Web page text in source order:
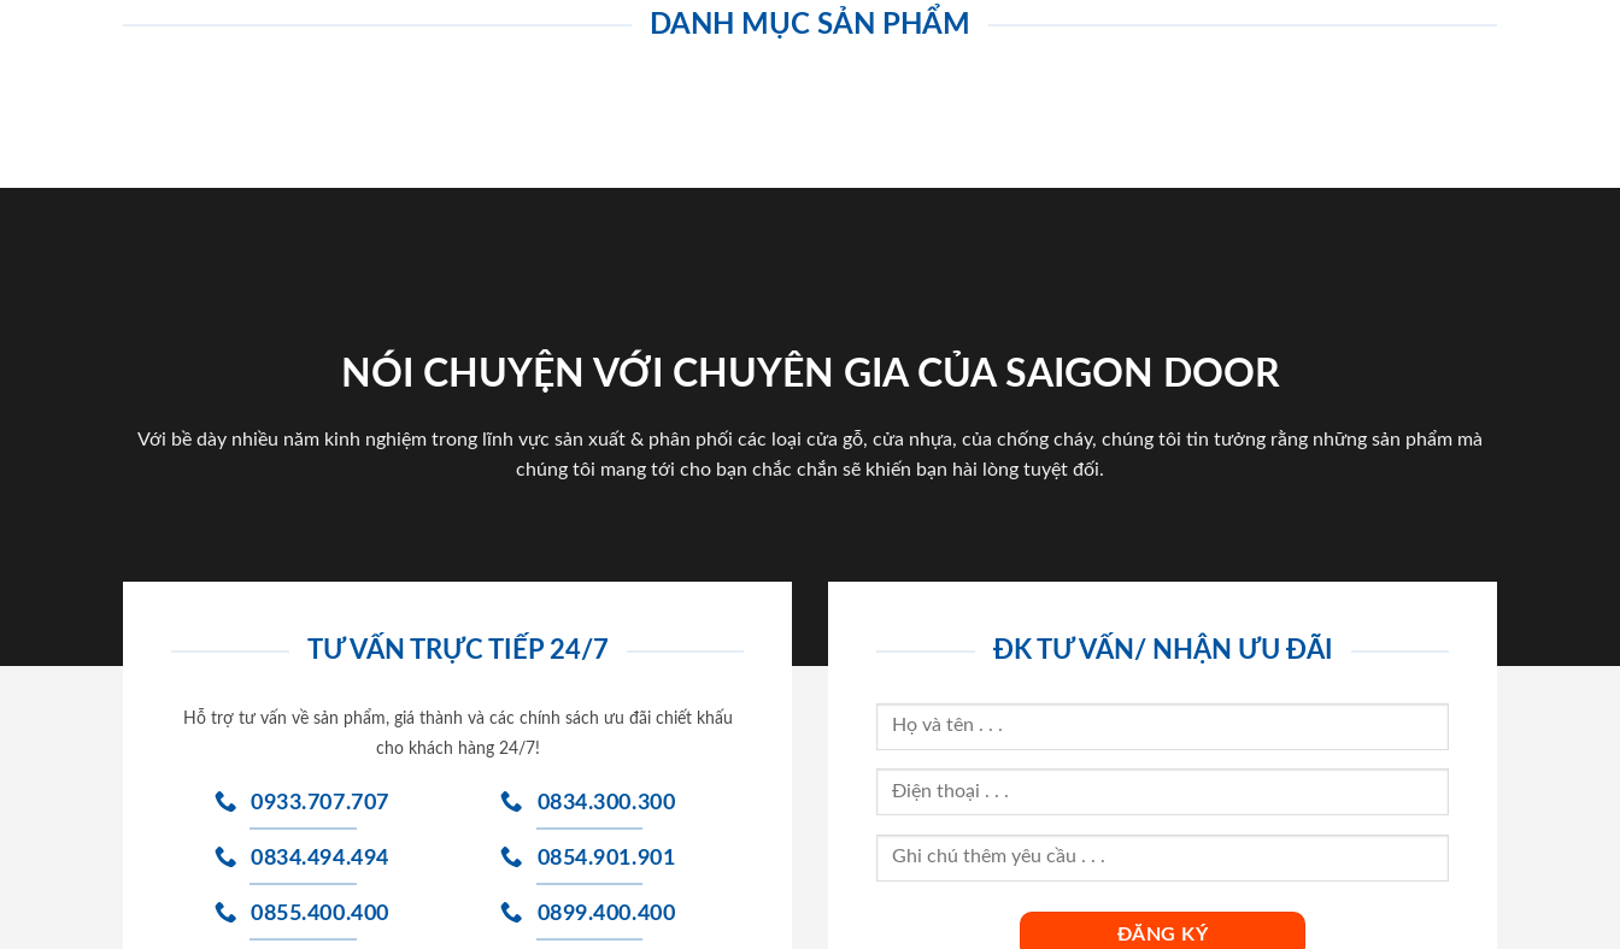
DANH MỤC SẢN PHẨM
NÓI CHUYỆN VỚI CHUYÊN GIA CỦA SAIGON DOOR
Với bề dày nhiều năm kinh nghiệm trong lĩnh vực sản xuất & phân phối các loại cửa gỗ, cửa nhựa, của chống cháy, chúng tôi tin tưởng rằng những sản phẩm mà
chúng tôi mang tới cho bạn chắc chắn sẽ khiến bạn hài lòng tuyệt đối.
TƯ VẤN TRỰC TIẾP 24/7
Hỗ trợ tư vấn về sản phẩm, giá thành và các chính sách ưu đãi chiết khấu
cho khách hàng 24/7!
0933.707.707
0834.494.494
0855.400.400
0834.300.300
0854.901.901
0899.400.400
ĐK TƯ VẤN/ NHẬN ƯU ĐÃI